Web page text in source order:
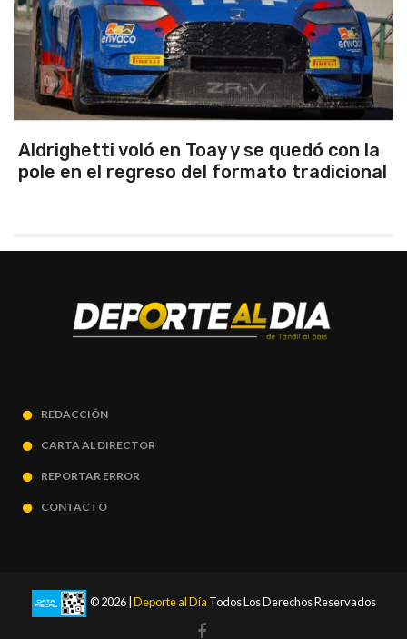
y se quedó con la
formato tradicional
Emanuel Ance,
Rosario
REDACCIÓN
CARTA AL DIRECTOR
REPORTAR ERROR
CONTACTO
© 2026 | Deporte al Día Todos Los Derechos Reservados